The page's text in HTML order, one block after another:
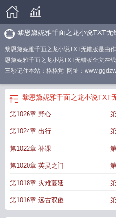
黎恩黛妮雅千面之龙小说TXT无
黎恩黛妮雅千面之龙小说TXT无错版是由
恩黛妮雅千面之龙小说TXT无错版全文在线
三秒记住本站：格格党 网址：
黎恩黛妮雅千面之龙小说TXT
第1026章 野心
第1024章 出行
第1022章 补课
第1020章 英灵之门
第1018章 灾难蔓延
第1016章 远古双傻